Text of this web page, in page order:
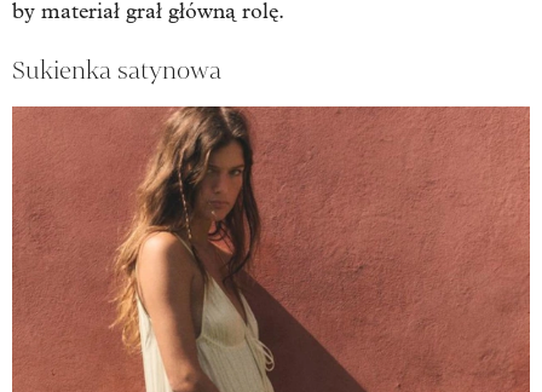
by materiał grał główną rolę.
Sukienka satynowa